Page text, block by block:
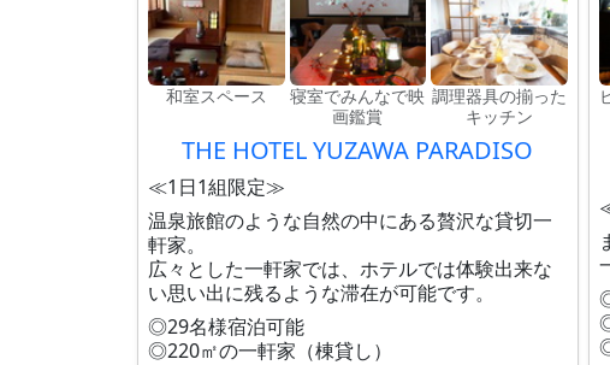
和室スペース
寝室でみんなで映
画鑑賞
調理器具の揃った
キッチン
THE HOTEL YUZAWA PARADISO
≪1日1組限定≫
温泉旅館のような自然の中にある贅沢な貸切一
軒家。
広々とした一軒家では、ホテルでは体験出来な
い思い出に残るような滞在が可能です。
◎29名様宿泊可能
◎220㎡の一軒家（棟貸し）